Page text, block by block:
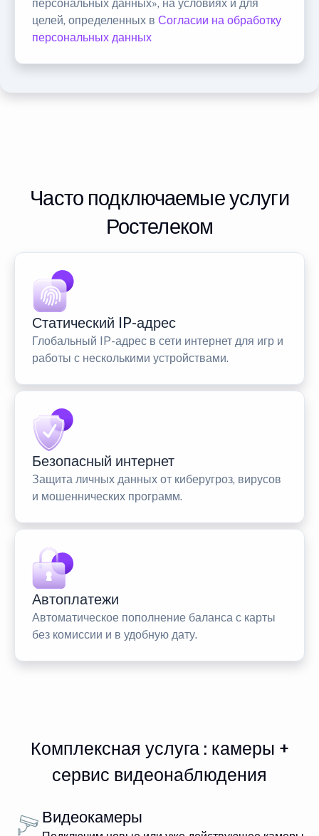
персональных данных», на условиях и для
целей, определенных в Согласии на обработку
персональных данных
Часто подключаемые услуги
Ростелеком
Статический IP-адрес
Глобальный IP-адрес в сети интернет для игр и
работы с несколькими устройствами.
Безопасный интернет
Защита личных данных от киберугроз, вирусов
и мошеннических программ.
Автоплатежи
Автоматическое пополнение баланса с карты
без комиссии и в удобную дату.
Комплексная услуга : камеры +
сервис видеонаблюдения
Видеокамеры